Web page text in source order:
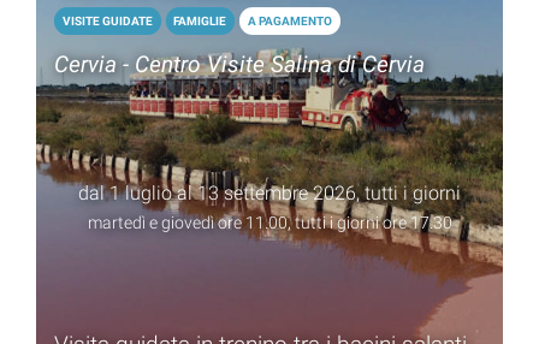
VISITE GUIDATE FAMIGLIE A PAGAMENTO
Cervia - Centro Visite Salina di Cervia
dal 1 luglio al 13 settembre 2026, tutti i giorni
martedì e giovedì ore 11.00, tutti i giorni ore 17.30